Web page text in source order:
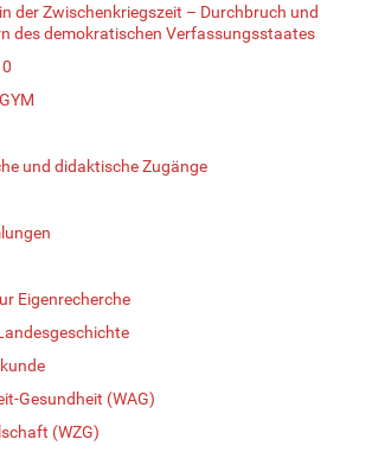
der Zwischenkriegszeit – Durchbruch und
des demokratischen Verfassungsstaates
und didaktische Zugänge
Eigenrecherche
Gesundheit (WAG)
(WZG)